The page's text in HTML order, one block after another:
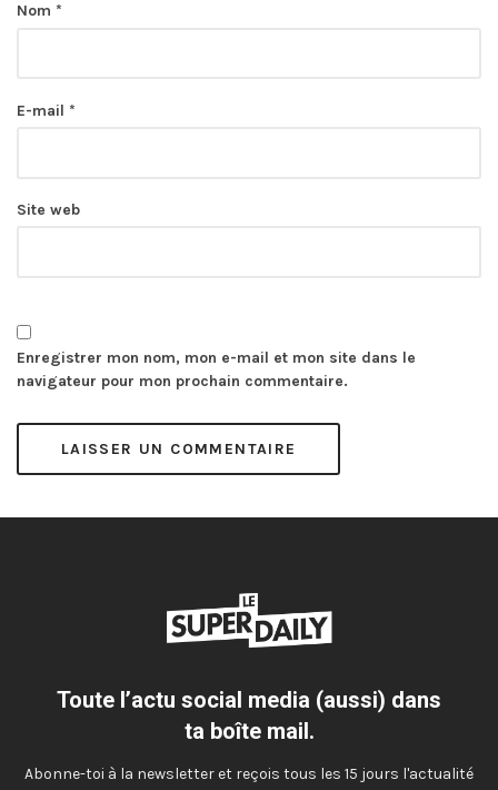
Nom *
E-mail *
Site web
Enregistrer mon nom, mon e-mail et mon site dans le
navigateur pour mon prochain commentaire.
Toute l’actu social media (aussi) dans
ta boîte mail.
Abonne-toi à la newsletter et reçois tous les 15 jours l'actualité